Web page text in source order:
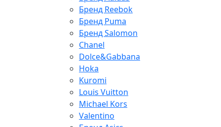
Бренд Reebok
Бренд Puma
Бренд Salomon
Chanel
Dolce&Gabbana
Hoka
Kuromi
Louis Vuitton
Michael Kors
Valentino